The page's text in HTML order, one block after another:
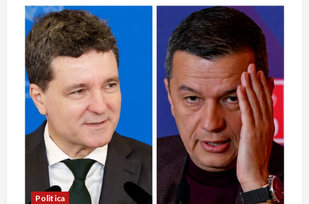
optimist
înainte
de
decizia
Moody’s:
„Veniturile
au
colectate
mai
bine,
cheltuielile
sunt
mai
mici”
Politica